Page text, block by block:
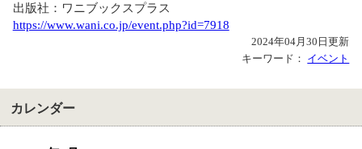
出版社：ワニブックスプラス
https://www.wani.co.jp/event.php?id=7918
2024年04月30日更新
キーワード： イベント
カレンダー